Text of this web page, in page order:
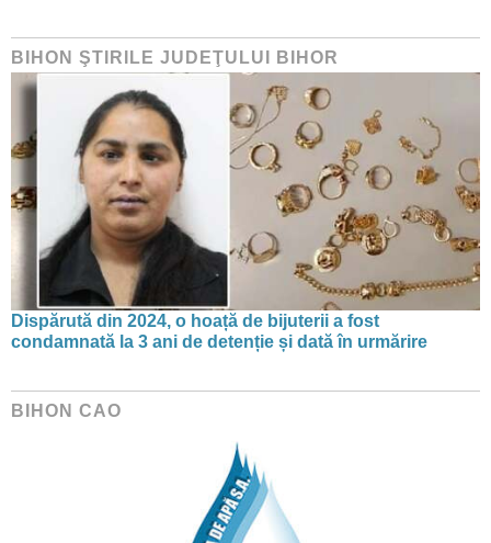
BIHON ŞTIRILE JUDEŢULUI BIHOR
Dispărută din 2024, o hoață de bijuterii a fost
condamnată la 3 ani de detenție și dată în urmărire
BIHON CAO